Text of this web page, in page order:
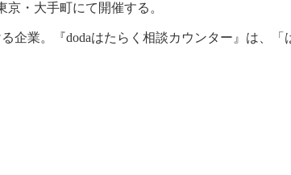
・大手町にて開催する。
企業。『dodaはたらく相談カウンター』は、